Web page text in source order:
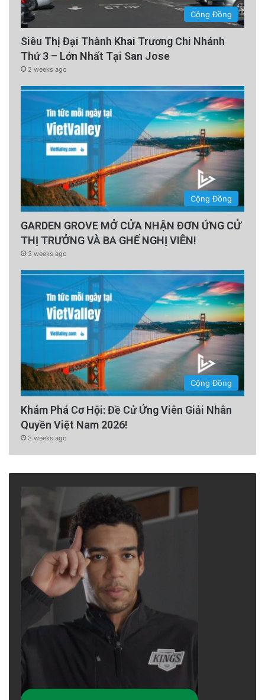
Cộng Đồng
Siêu Thị Đại Thành Khai Trương Chi Nhánh
Thứ 3 – Lớn Nhất Tại San Jose
2 weeks ago
Cộng Đồng
GARDEN GROVE MỞ CỬA NHẬN ĐƠN ỨNG CỬ
THỊ TRƯỞNG VÀ BA GHẾ NGHỊ VIÊN!
3 weeks ago
Cộng Đồng
Khám Phá Cơ Hội: Đề Cử Ứng Viên Giải Nhân
Quyền Việt Nam 2026!
3 weeks ago